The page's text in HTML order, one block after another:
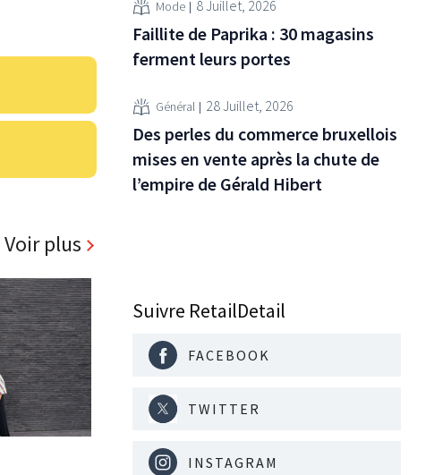
Voir plus
Mode 8 Juillet, 2026
Faillite de Paprika : 30 magasins
ferment leurs portes
Général 28 Juillet, 2026
Des perles du commerce bruxellois
mises en vente après la chute de
l’empire de Gérald Hibert
Suivre RetailDetail
FACEBOOK
TWITTER
INSTAGRAM